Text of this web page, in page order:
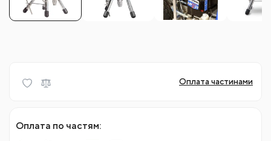
Оплата частинами
Оплата по частям: